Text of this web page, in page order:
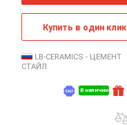
В наличии
Купить в один клик
LB-CERAMICS - ЦЕМЕНТ
СТАЙЛ